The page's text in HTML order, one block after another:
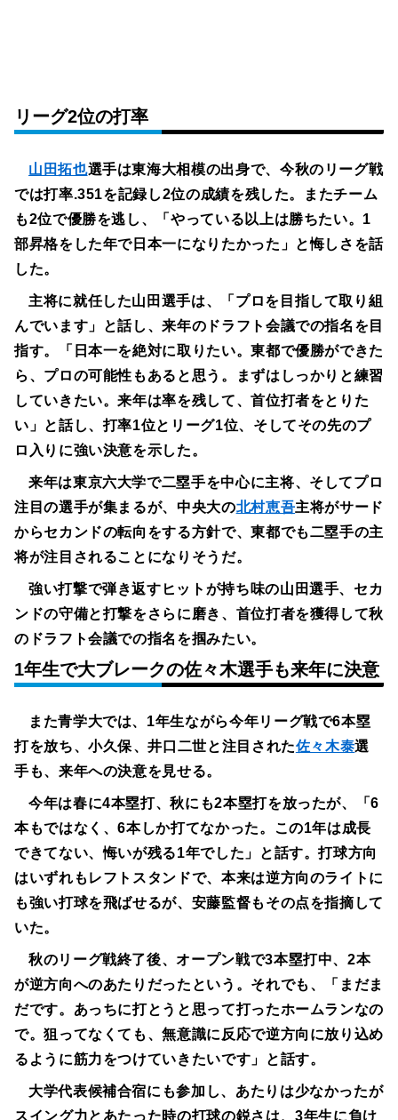
リーグ2位の打率
山田拓也選手は東海大相模の出身で、今秋のリーグ戦
では打率.351を記録し2位の成績を残した。またチーム
も2位で優勝を逃し、「やっている以上は勝ちたい。1
部昇格をした年で日本一になりたかった」と悔しさを話
した。
主将に就任した山田選手は、「プロを目指して取り組
んでいます」と話し、来年のドラフト会議での指名を目
指す。「日本一を絶対に取りたい。東都で優勝ができた
ら、プロの可能性もあると思う。まずはしっかりと練習
していきたい。来年は率を残して、首位打者をとりた
い」と話し、打率1位とリーグ1位、そしてその先のプ
ロ入りに強い決意を示した。
来年は東京六大学で二塁手を中心に主将、そしてプロ
注目の選手が集まるが、中央大の北村恵吾主将がサード
からセカンドの転向をする方針で、東都でも二塁手の主
将が注目されることになりそうだ。
強い打撃で弾き返すヒットが持ち味の山田選手、セカ
ンドの守備と打撃をさらに磨き、首位打者を獲得して秋
のドラフト会議での指名を掴みたい。
1年生で大ブレークの佐々木選手も来年に決意
また青学大では、1年生ながら今年リーグ戦で6本塁
打を放ち、小久保、井口二世と注目された佐々木泰選
手も、来年への決意を見せる。
今年は春に4本塁打、秋にも2本塁打を放ったが、「6
本もではなく、6本しか打てなかった。この1年は成長
できてない、悔いが残る1年でした」と話す。打球方向
はいずれもレフトスタンドで、本来は逆方向のライトに
も強い打球を飛ばせるが、安藤監督もその点を指摘して
いた。
秋のリーグ戦終了後、オープン戦で3本塁打中、2本
が逆方向へのあたりだったという。それでも、「まだま
だです。あっちに打とうと思って打ったホームランなの
で。狙ってなくても、無意識に反応で逆方向に放り込め
るように筋力をつけていきたいです」と話す。
大学代表候補合宿にも参加し、あたりは少なかったが
スイング力とあたった時の打球の鋭さは、3年生に負け